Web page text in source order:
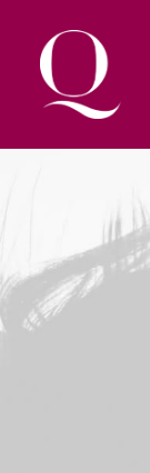
CONTATTI